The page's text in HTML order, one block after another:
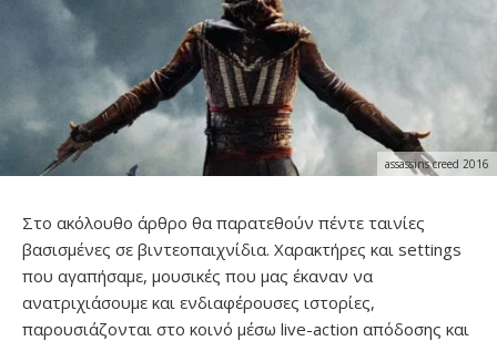
assassins creed 2016
Στο ακόλουθο άρθρο θα παρατεθούν πέντε ταινίες
βασισμένες σε βιντεοπαιχνίδια. Χαρακτήρες και settings
που αγαπήσαμε, μουσικές που μας έκαναν να
ανατριχιάσουμε και ενδιαφέρουσες ιστορίες,
παρουσιάζονται στο κοινό μέσω live-action απόδοσης και